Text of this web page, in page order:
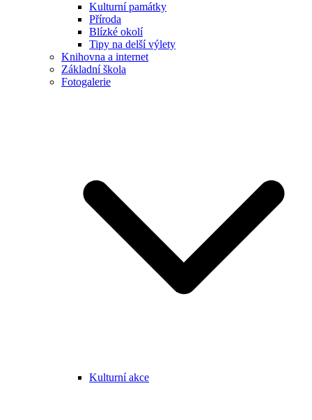
Kulturní památky
Příroda
Blízké okolí
Tipy na delší výlety
Knihovna a internet
Základní škola
Fotogalerie
Kulturní akce